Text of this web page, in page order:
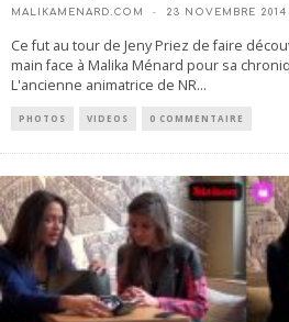
MALIKAMENARD.COM 23 NOVEMBRE 2014
Ce fut au tour de Jeny Priez de faire
main face à Malika Ménard pour sa
L'ancienne animatrice de NR...
PHOTOS VIDEOS 0 COMMENTAIRE